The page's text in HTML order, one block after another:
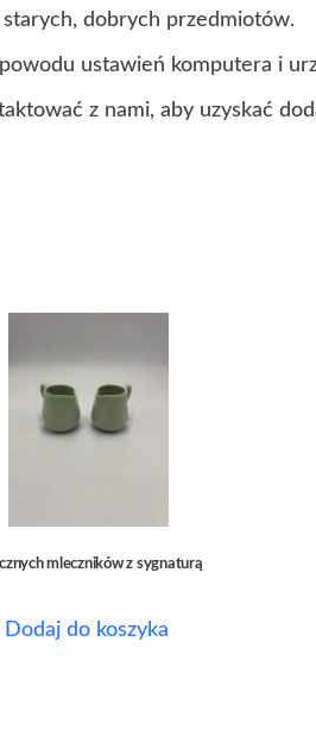
starych, dobrych przedmiotów.
ustawień komputera i
z nami, aby uzyskać
mleczników z sygnaturą
Dodaj do koszyka